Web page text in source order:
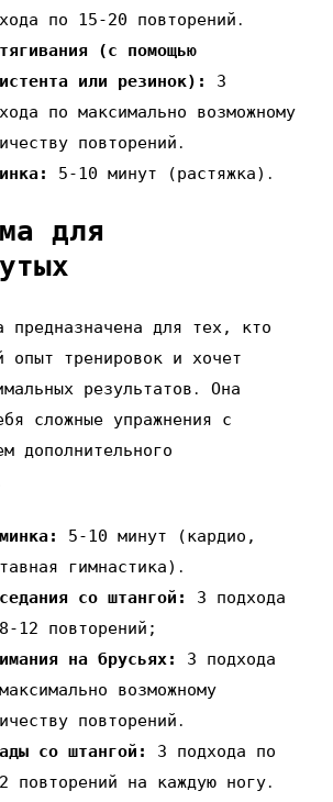
по 15-20 повторений․
(с помощью
или резинок):
3
по максимально возможному
повторений․
5-10 минут (растяжка)․
для
предназначена для тех‚ кто
опыт тренировок и хочет
результатов․ Она
сложные упражнения с
дополнительного
5-10 минут (кардио‚
гимнастика)․
со штангой:
3 подхода
12 повторений;
на брусьях:
3 подхода
возможному
повторений․
со штангой:
3 подхода по
повторений на каждую ногу․